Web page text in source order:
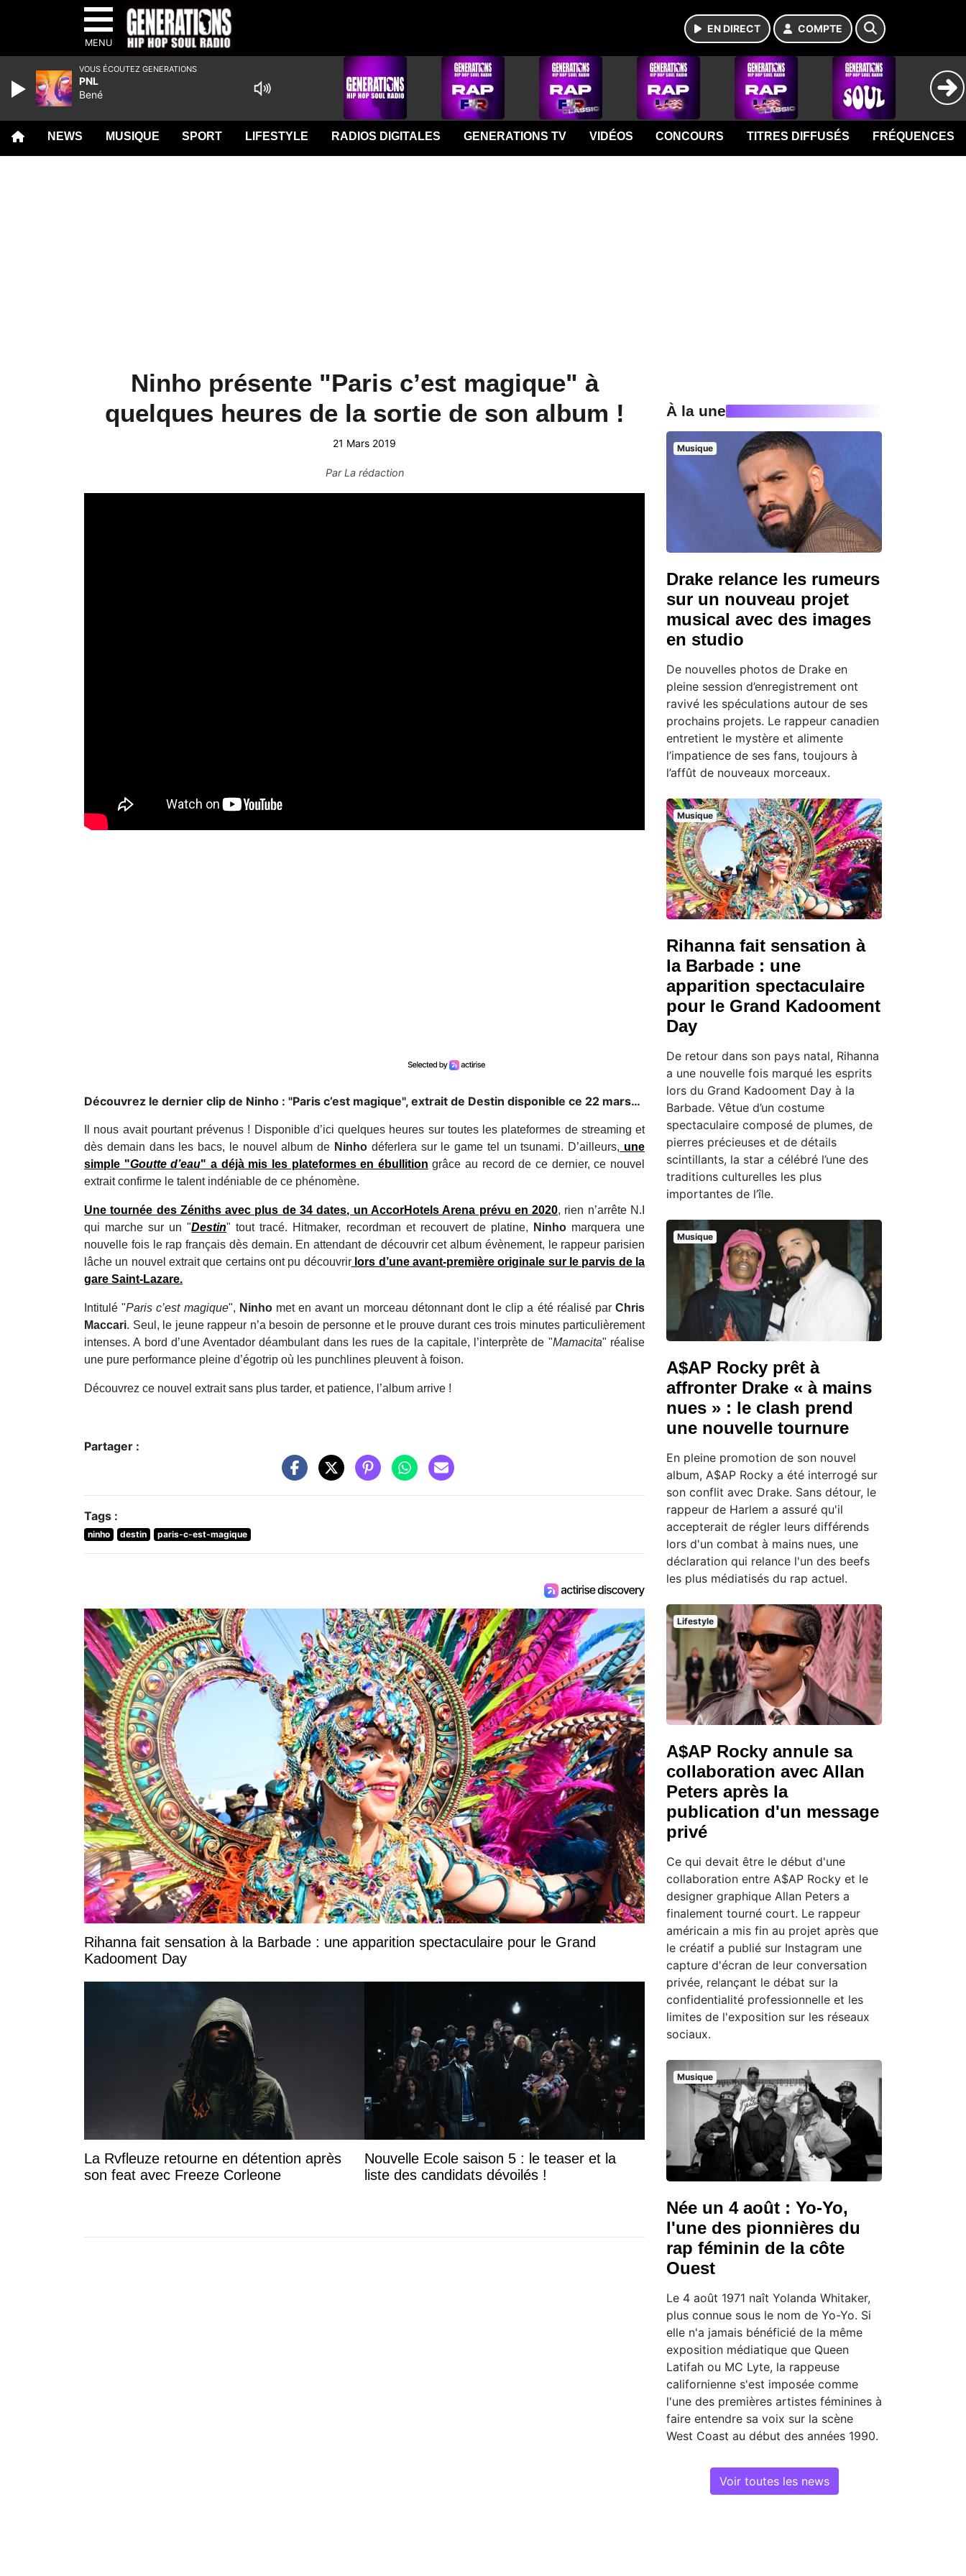
MENU
EN DIRECT COMPTE
NEWS MUSIQUE SPORT LIFESTYLE RADIOS DIGITALES GENERATIONS TV VIDÉOS CONCOURS TITRES DIFFUSÉS FRÉQUENCES
Ninho présente "Paris c’est magique" à
quelques heures de la sortie de son album !
21 Mars 2019
ParLa rédaction
Découvrez le dernier clip de Ninho : "Paris c’est magique", extrait de Destin disponible ce 22 mars…
Il nous avait pourtant prévenus ! Disponible d’ici quelques heures sur toutes les plateformes de streaming et
dès demain dans les bacs, le nouvel album de Ninho déferlera sur le game tel un tsunami. D’ailleurs, une
simple "Goutte d’eau" a déjà mis les plateformes en ébullition grâce au record de ce dernier, ce nouvel
extrait confirme le talent indéniable de ce phénomène.
Une tournée des Zéniths avec plus de 34 dates, un AccorHotels Arena prévu en 2020, rien n’arrête N.I
qui marche sur un "Destin" tout tracé. Hitmaker, recordman et recouvert de platine, Ninho marquera une
nouvelle fois le rap français dès demain. En attendant de découvrir cet album évènement, le rappeur parisien
lâche un nouvel extrait que certains ont pu découvrirlors d’une avant-première originale sur le parvis de la
gare Saint-Lazare.
Intitulé "Paris c’est magique", Ninho met en avant un morceau détonnant dont le clip a été réalisé parChris
Maccari. Seul, le jeune rappeur n’a besoin de personne et le prouve durant ces trois minutes particulièrement
intenses. A bord d’une Aventador déambulant dans les rues de la capitale, l’interprète de "Mamacita" réalise
une pure performance pleine d’égotrip où les punchlines pleuvent à foison.
Découvrez ce nouvel extrait sans plus tarder, et patience, l’album arrive !
Partager :
Tags :
ninho destin paris-c-est-magique
Rihanna fait sensation à la Barbade : une apparition spectaculaire pour le Grand
Kadooment Day
La Rvfleuze retourne en détention après
son feat avec Freeze Corleone
Nouvelle Ecole saison 5 : le teaser et la
liste des candidats dévoilés !
À la une
Musique
Drake relance les rumeurs
sur un nouveau projet
musical avec des images
en studio
De nouvelles photos de Drake en
pleine session d’enregistrement ont
ravivé les spéculations autour de ses
prochains projets. Le rappeur canadien
entretient le mystère et alimente
l’impatience de ses fans, toujours à
l’affût de nouveaux morceaux.
Musique
Rihanna fait sensation à
la Barbade : une
apparition spectaculaire
pour le Grand Kadooment
Day
De retour dans son pays natal, Rihanna
a une nouvelle fois marqué les esprits
lors du Grand Kadooment Day à la
Barbade. Vêtue d’un costume
spectaculaire composé de plumes, de
pierres précieuses et de détails
scintillants, la star a célébré l’une des
traditions culturelles les plus
importantes de l’île.
Musique
A$AP Rocky prêt à
affronter Drake « à mains
nues » : le clash prend
une nouvelle tournure
En pleine promotion de son nouvel
album, A$AP Rocky a été interrogé sur
son conflit avec Drake. Sans détour, le
rappeur de Harlem a assuré qu'il
accepterait de régler leurs différends
lors d'un combat à mains nues, une
déclaration qui relance l'un des beefs
les plus médiatisés du rap actuel.
Lifestyle
A$AP Rocky annule sa
collaboration avec Allan
Peters après la
publication d'un message
privé
Ce qui devait être le début d'une
collaboration entre A$AP Rocky et le
designer graphique Allan Peters a
finalement tourné court. Le rappeur
américain a mis fin au projet après que
le créatif a publié sur Instagram une
capture d'écran de leur conversation
privée, relançant le débat sur la
confidentialité professionnelle et les
limites de l'exposition sur les réseaux
sociaux.
Musique
Née un 4 août : Yo-Yo,
l'une des pionnières du
rap féminin de la côte
Ouest
Le 4 août 1971 naît Yolanda Whitaker,
plus connue sous le nom de Yo-Yo. Si
elle n'a jamais bénéficié de la même
exposition médiatique que Queen
Latifah ou MC Lyte, la rappeuse
californienne s'est imposée comme
l'une des premières artistes féminines à
faire entendre sa voix sur la scène
West Coast au début des années 1990.
Voir toutes les news
VOUS ÉCOUTEZ GENERATIONS
PNL
Bené